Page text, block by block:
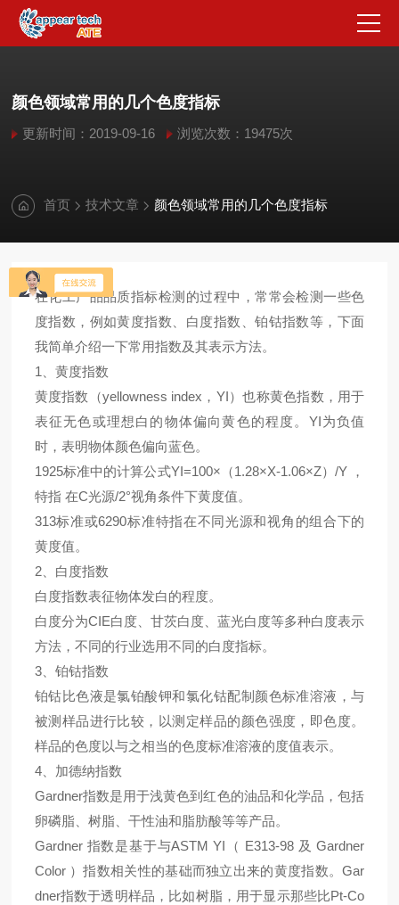
颜色领域常用的几个色度指标
更新时间：2019-09-16 浏览次数：19475次
首页 技术文章 颜色领域常用的几个色度指标
在化工产品品质指标检测的过程中，常常会检测一些色
度指数，例如黄度指数、白度指数、铂钴指数等，下面
我简单介绍一下常用指数及其表示方法。
1、黄度指数
黄度指数（yellowness index，YI）也称黄色指数，用于
表征无色或理想白的物体偏向黄色的程度。YI为负值
时，表明物体颜色偏向蓝色。
1925标准中的计算公式YI=100×（1.28×X-1.06×Z）/Y ，
特指 在C光源/2°视角条件下黄度值。
313标准或6290标准特指在不同光源和视角的组合下的
黄度值。
2、白度指数
白度指数表征物体发白的程度。
白度分为CIE白度、甘茨白度、蓝光白度等多种白度表示
方法，不同的行业选用不同的白度指标。
3、铂钴指数
铂钴比色液是氯铂酸钾和氯化钴配制颜色标准溶液，与
被测样品进行比较，以测定样品的颜色强度，即色度。
样品的色度以与之相当的色度标准溶液的度值表示。
4、加德纳指数
Gardner指数是用于浅黄色到红色的油品和化学品，包括
卵磷脂、树脂、干性油和脂肪酸等等产品。
Gardner 指数是基于与ASTM YI（ E313-98 及 Gardner
Color ）指数相关性的基础而独立出来的黄度指数。Gar
dner指数于透明样品，比如树脂，用于显示那些比Pt-Co